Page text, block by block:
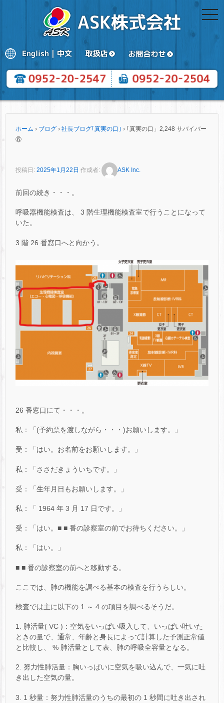
ホーム › ブログ › 社長ブログ｢真実の口｣ › ｢真実の口」2,248 サバイバー
⑥
投稿日: 2025年1月22日 作成者: ASK Inc.
前回の続き・・・。
呼吸器機能検査は、 3 階生理機能検査室で行うことになって
いた。
3 階 26 番窓口へと向かう。
26 番窓口にて・・・。
私：「(予約票を渡しながら・・・)お願いします。」
受：「はい。お名前をお願いします。」
私：「ささだきょういちです。」
受：「生年月日もお願いします。」
私：「 1964 年 3 月 17 日です。」
受：「はい。■ ■ 番の診察室の前でお待ちください。」
私：「はい。」
■ ■ 番の診察室の前へと移動する。
ここでは、肺の機能を調べる基本の検査を行うらしい。
検査では主に以下の 1 ～ 4 の項目を調べるそうだ。
1. 肺活量( VC )：空気をいっぱい吸入して、いっぱい吐いた
ときの量で、通常、年齢と身長によって計算した予測正常値
と比較し、 % 肺活量として表、肺の呼吸全容量となる。
2. 努力性肺活量：胸いっぱいに空気を吸い込んで、一気に吐
き出した空気の量。
3. 1 秒量：努力性肺活量のうちの最初の 1 秒間に吐き出され